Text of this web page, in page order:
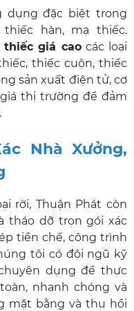
dụng đặc biệt trong
hàn, mạ thiếc.
giá caocác loại
thiếc cuộn, thiếc
sản xuất điện tử, cơ
thị trường để đảm
Nhà Xưởng,
rời, Thuận Phát còn
tháo dỡ trọn gói xác
tiền chế, công trình
tôi có đội ngũ kỹ
dụng để thực
nhanh chóng và
mặt bằng và thu hồi